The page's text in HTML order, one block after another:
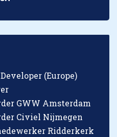
(Europe)
GWW Amsterdam
Civiel Nijmegen
Ridderkerk